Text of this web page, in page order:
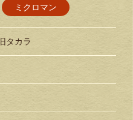
ミクロマン
旧タカラ